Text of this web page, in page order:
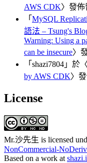
AWS CDK〉發佈
「 MySQL
語法 – Tsung's
Warning: Using a
can be insecure〉
「 shazi7804 」於〈
by AWS CDK〉
License
Mr.沙先生 is licensed
NonCommercial-
Based on a work at